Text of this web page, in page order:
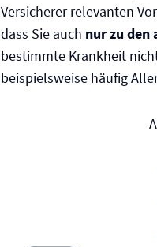
Versicherer relevanten
dass Sie auch nur zu den
bestimmte Krankheit
beispielsweise häufig